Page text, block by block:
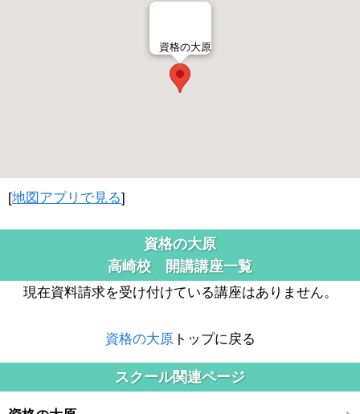
資格の大原
[地図アプリで見る]
資格の大原
高崎校 開講講座一覧
現在資料請求を受け付けている講座はありません。
資格の大原トップに戻る
スクール関連ページ